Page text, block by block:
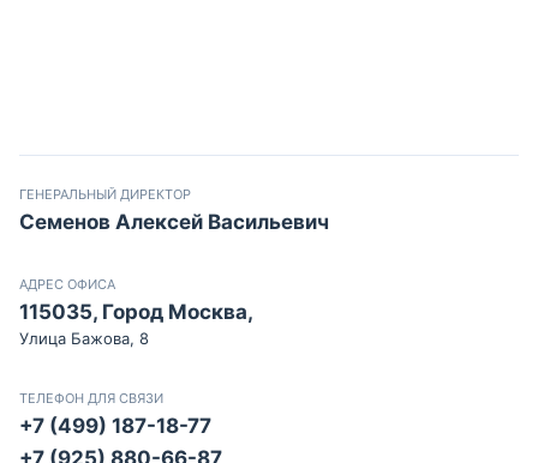
ГЕНЕРАЛЬНЫЙ ДИРЕКТОР
Семенов Алексей Васильевич
АДРЕС ОФИСА
115035, Город Москва,
Улица Бажова, 8
ТЕЛЕФОН ДЛЯ СВЯЗИ
+7 (499) 187-18-77
+7 (925) 880-66-87